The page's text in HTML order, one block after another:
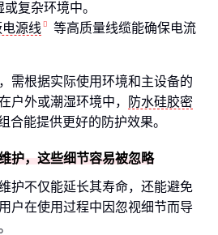
复杂环境中。
源线
等高质量线缆能确保电流
需根据实际使用环境和主设备的
户外或潮湿环境中，
防水硅胶密
合能提供更好的防护效果。
护，这些细节容易被忽略
护不仅能延长其寿命，还能避免
户在使用过程中因忽视细节而导